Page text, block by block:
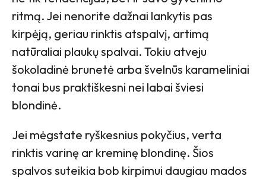
ritmą. Jei nenorite dažnai lankytis pas
kirpėją, geriau rinktis atspalvį, artimą
natūraliai plaukų spalvai. Tokiu atveju
šokoladinė brunetė arba švelnūs karameliniai
tonai bus praktiškesni nei labai šviesi
blondinė.
Jei mėgstate ryškesnius pokyčius, verta
rinktis varinę ar kreminę blondinę. Šios
spalvos suteikia bob kirpimui daugiau mados